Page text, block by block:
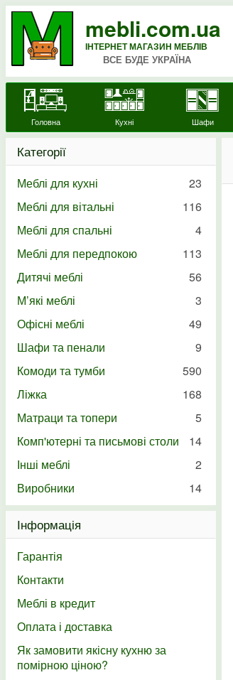
mebli.com.ua
ІНТЕРНЕТ МАГАЗИН МЕБЛІВ
ВСЕ БУДЕ УКРАЇНА
Головна Кухні Шафи
Категорії
Меблі для кухні
23
Меблі для вітальні
116
Меблі для спальні
4
Меблі для передпокою
113
Дитячі меблі
56
М’які меблі
3
Офісні меблі
49
Шафи та пенали
9
Комоди та тумби
590
Ліжка
168
Матраци та топери
5
Комп'ютерні та письмові столи
14
Інші меблі
2
Виробники
14
Інформація
Гарантія
Контакти
Меблі в кредит
Оплата і доставка
Як замовити якісну кухню за
помірною ціною?